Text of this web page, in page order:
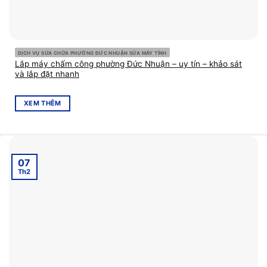
DỊCH VỤ SỬA CHỮA PHƯỜNG ĐỨC NHUẬN SỬA MÁY TÍNH
Lắp máy chấm công phường Đức Nhuận – uy tín – khảo sát
và lắp đặt nhanh
XEM THÊM
07
Th2